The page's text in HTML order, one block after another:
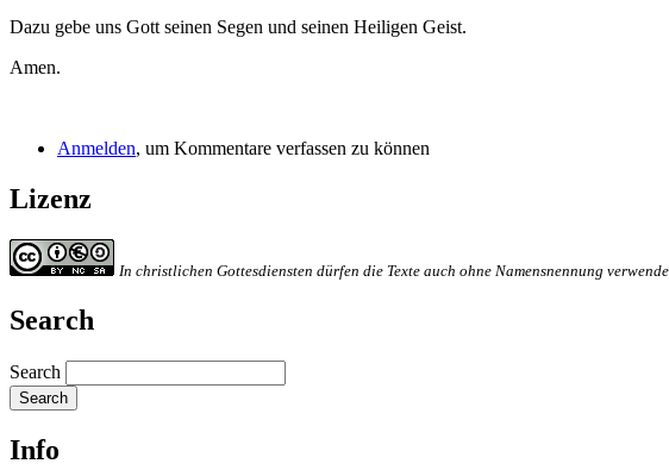
Dazu gebe uns Gott seinen Segen und seinen Heiligen Geist.
Amen.
Anmelden, um Kommentare verfassen zu können
Lizenz
In christlichen Gottesdiensten dürfen die Texte auch ohne Namensnennung
Search
Search
Info